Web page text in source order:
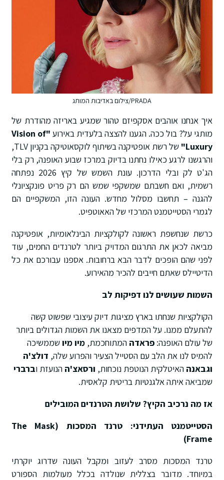
PRADA/צילום באדיבות המותג
איך אנחנו אוהבים אסקפיזם טהור שמגיע באריזה מהודרת של
מותגי על? בול ככה. הגענו להצצה בלעדית באירוע "Vision of
Luxury"
של רשת אופטיקנה בשיתוף לוקסאוטיקה בקניון TLV,
והרגשנו לרגע כאילו נחתנו בדיוק במרכז שבוע האופנה, רק בלי
הג'ט לק ובלי הדרכון. עונת השמש של קיץ 2026 נפתחה
רשמית, ואם חשבתם שמשקפי שמש הם רק פריט פונקציונלי
להגנה – תחשבו מסלול מחדש. העונה הזו, המשקפיים הם
לגמרי הסטייטמנט המרכזי של האאוטפיט.
כרשת שנחשפת ראשונה לקולקציות הבינלאומיות, אופטיקנה
מביאה לכאן את התרגום המדויק ביותר לטרנדים החמים, עוד
לפני שהם הופכים לדבר הבא ברחובות. אספנו עבורכם את כל
הדיטיילס שאתם חייבים להכיר מהאירוע.
השמות שעושים לנו דפיקות לב
הקולקציות שנחתו בארץ מציגות דיוק עיצובי שפשוט קשה
להתעלם ממנו. על המדפים מצאנו את השמות הגדולים ביותר
של עולם האופנה: פראדה המתוחכמת, מיו מיושממשיכה
להמיס לנו את הלב עם הסטייל הצעיר והפרוע שלה, דולצ'ה
וגבאנה האיטלקית הנוטפת נוכחות, ורסאצ'ה הנועזת וברברי
שמביאה איתה אלגנטיות בריטית קלאסית.
אז מה נרכיב הקיץ? שלושת הטרנדים המובילים
הסטייטמנט העתידני: טרנד המסכות (The Mask
Frame)
טרנד המסכות מסרב לעזוב ומקבל העונה שדרוג יוקרתי
במיוחד. מדובר בצללית שנולדה בכלל מעולמות הספורט